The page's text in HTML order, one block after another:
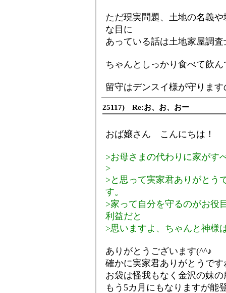
ただ現実問題、土地の名義
な目に
あっている話は土地家屋調
ちゃんとしっかり食べて飲
留守はデンスイ様が守りま
25117) Re:お、お、おー
おば嬢さん こんにちは！
>お母さまの代わりに家がす
>
>と思って実家君ありがとう
す。
>家って自分を守るのがお役
利益だと
>思いますよ、ちゃんと神様
ありがとうございます(^^♪
確かに実家君ありがとうです
お袋は怪我もなく金沢の妹
もう5カ月にもなりますが能